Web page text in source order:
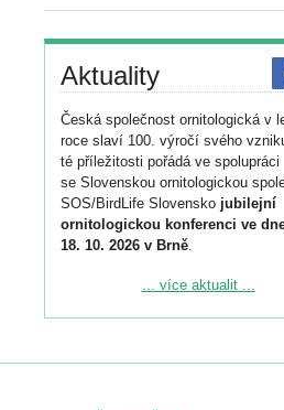
Aktuality
Česká společnost ornitologická v
roce slaví 100. výročí svého
té příležitosti pořádá ve spolupráci
se Slovenskou ornitologickou
SOS/BirdLife Slovensko jubilejní
ornitologickou konferenci ve
18. 10. 2026 v Brně.
Podrobnější informace ke
Registrovat se můžete do 6. září.
... více aktualit ...